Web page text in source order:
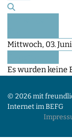
Mittwoch, 03.
Es wurden keine
© 2026 mit
Internet im BEFG